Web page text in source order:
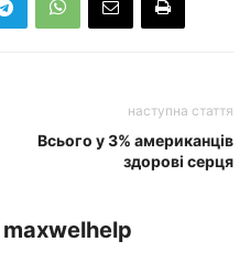
наступна стаття
Всього у 3% американців
здорові серця
maxwelhelp